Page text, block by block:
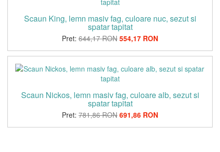
Scaun King, lemn masiv fag, culoare nuc, sezut si
spatar tapitat
Pret: 644,17 RON 554,17 RON
Scaun Nickos, lemn masiv fag, culoare alb, sezut si
spatar tapitat
Pret: 781,86 RON 691,86 RON